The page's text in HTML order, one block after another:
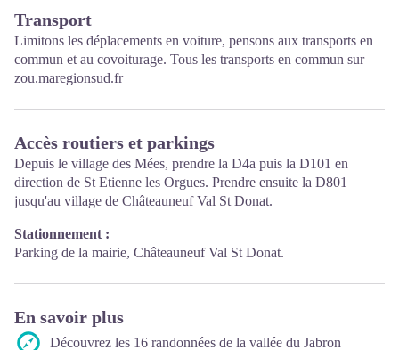
Transport
Limitons les déplacements en voiture, pensons aux transports en
commun et au covoiturage. Tous les transports en commun sur
zou.maregionsud.fr
Accès routiers et parkings
Depuis le village des Mées, prendre la D4a puis la D101 en
direction de St Etienne les Orgues. Prendre ensuite la D801
jusqu'au village de Châteauneuf Val St Donat.
Stationnement :
Parking de la mairie, Châteauneuf Val St Donat.
En savoir plus
Découvrez les 16 randonnées de la vallée du Jabron